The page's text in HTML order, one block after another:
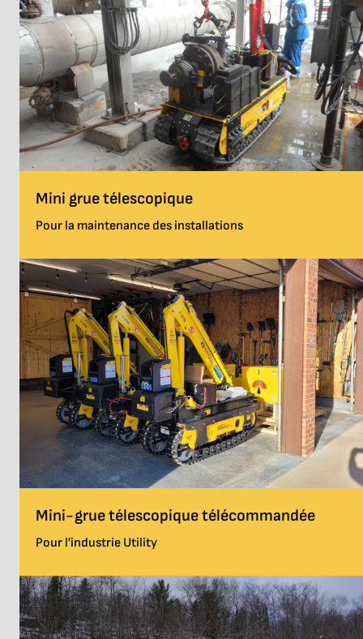
Mini grue télescopique
Pour la maintenance des installations
Mini-grue télescopique télécommandée
Pour l'industrie Utility